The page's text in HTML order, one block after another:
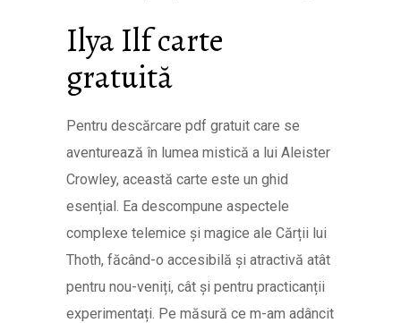
Ilya Ilf carte
gratuită
Pentru descărcare pdf gratuit care se
aventurează în lumea mistică a lui Aleister
Crowley, această carte este un ghid
esențial. Ea descompune aspectele
complexe telemice și magice ale Cărții lui
Thoth, făcând-o accesibilă și atractivă atât
pentru nou-veniți, cât și pentru practicanții
experimentați. Pe măsură ce m-am adâncit